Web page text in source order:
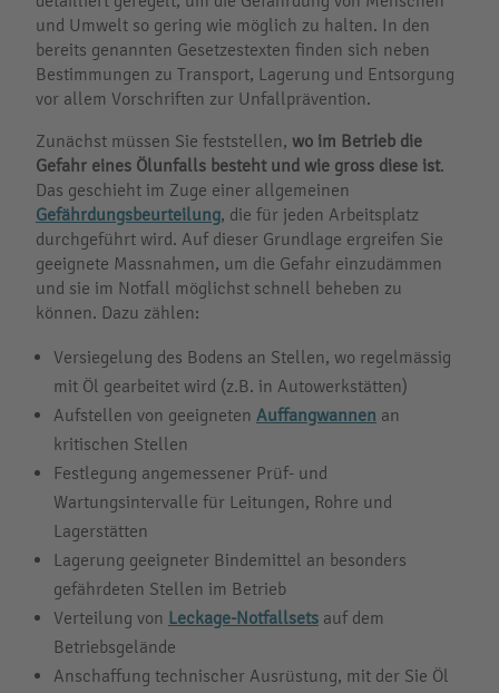
und Umwelt so gering wie möglich zu halten. In den
bereits genannten Gesetzestexten finden sich neben
Bestimmungen zu Transport, Lagerung und Entsorgung
vor allem Vorschriften zur Unfallprävention.
Zunächst müssen Sie feststellen, wo im Betrieb die
Gefahr eines Ölunfalls besteht und wie gross diese ist.
Das geschieht im Zuge einer allgemeinen
Gefährdungsbeurteilung, die für jeden Arbeitsplatz
durchgeführt wird. Auf dieser Grundlage ergreifen Sie
geeignete Massnahmen, um die Gefahr einzudämmen
und sie im Notfall möglichst schnell beheben zu
können. Dazu zählen:
Versiegelung des Bodens an Stellen, wo regelmässig
mit Öl gearbeitet wird (z.B. in Autowerkstätten)
Aufstellen von geeigneten Auffangwannen an
kritischen Stellen
Festlegung angemessener Prüf- und
Wartungsintervalle für Leitungen, Rohre und
Lagerstätten
Lagerung geeigneter Bindemittel an besonders
gefährdeten Stellen im Betrieb
Verteilung von Leckage-Notfallsets auf dem
Betriebsgelände
Anschaffung technischer Ausrüstung, mit der Sie Öl